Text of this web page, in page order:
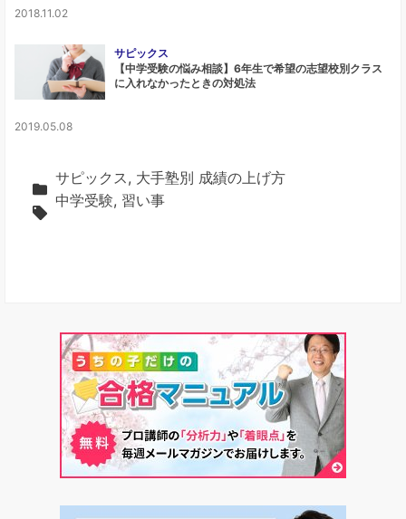
2018.11.02
サピックス
【中学受験の悩み相談】6年生で希望の志望校別クラス
に入れなかったときの対処法
2019.05.08
サピックス, 大手塾別 成績の上げ方
中学受験, 習い事